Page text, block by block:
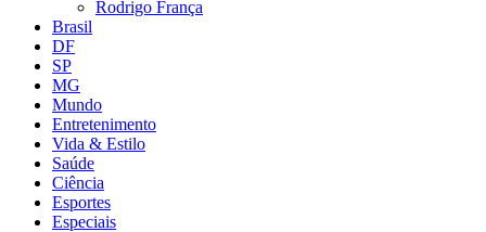
Rodrigo França
Brasil
DF
SP
MG
Mundo
Entretenimento
Vida & Estilo
Saúde
Ciência
Esportes
Especiais